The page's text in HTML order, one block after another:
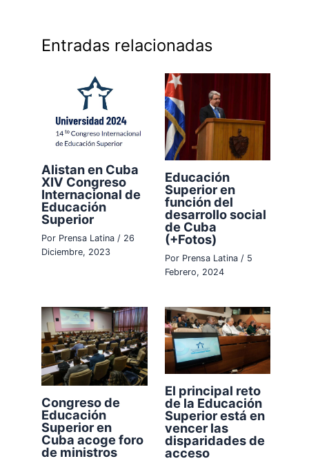
Entradas relacionadas
Alistan en Cuba
XIV Congreso
Internacional de
Educación
Superior
Por Prensa Latina / 26
Diciembre, 2023
Educación
Superior en
función del
desarrollo social
de Cuba
(+Fotos)
Por Prensa Latina / 5
Febrero, 2024
Congreso de
Educación
Superior en
Cuba acoge foro
de ministros
El principal reto
de la Educación
Superior está en
vencer las
disparidades de
acceso